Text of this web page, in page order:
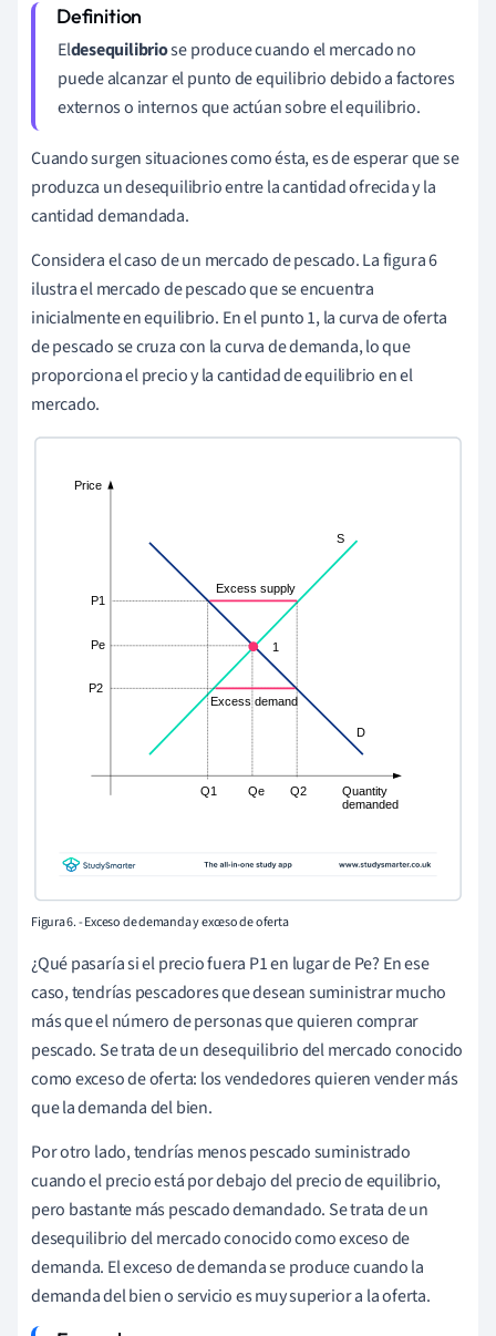
Eldesequilibriose produce cuando el mercado no
puede alcanzar el punto de equilibrio debido a factores
externos o internos que actúan sobre el equilibrio.
Cuando surgen situaciones como ésta, es de esperar que se
produzca un desequilibrio entre la cantidad ofrecida y la
cantidad demandada.
Considera el caso de un mercado de pescado. La figura 6
ilustra el mercado de pescado que se encuentra
inicialmente en equilibrio. En el punto 1, la curva de oferta
de pescado se cruza con la curva de demanda, lo que
proporciona el precio y la cantidad de equilibrio en el
mercado.
Figura 6. - Exceso de demanda y exceso de oferta
¿Qué pasaría si el precio fuera P1 en lugar de Pe? En ese
caso, tendrías pescadores que desean suministrar mucho
más que el número de personas que quieren comprar
pescado. Se trata de un desequilibrio del mercado conocido
como exceso de oferta: los vendedores quieren vender más
que la demanda del bien.
Por otro lado, tendrías menos pescado suministrado
cuando el precio está por debajo del precio de equilibrio,
pero bastante más pescado demandado. Se trata de un
desequilibrio del mercado conocido como exceso de
demanda. El exceso de demanda se produce cuando la
demanda del bien o servicio es muy superior a la oferta.